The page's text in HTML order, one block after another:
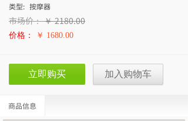
类型: 按摩器
市场价： ￥2180.00
价格： ￥ 1680.00
立即购买 加入购物车
商品信息